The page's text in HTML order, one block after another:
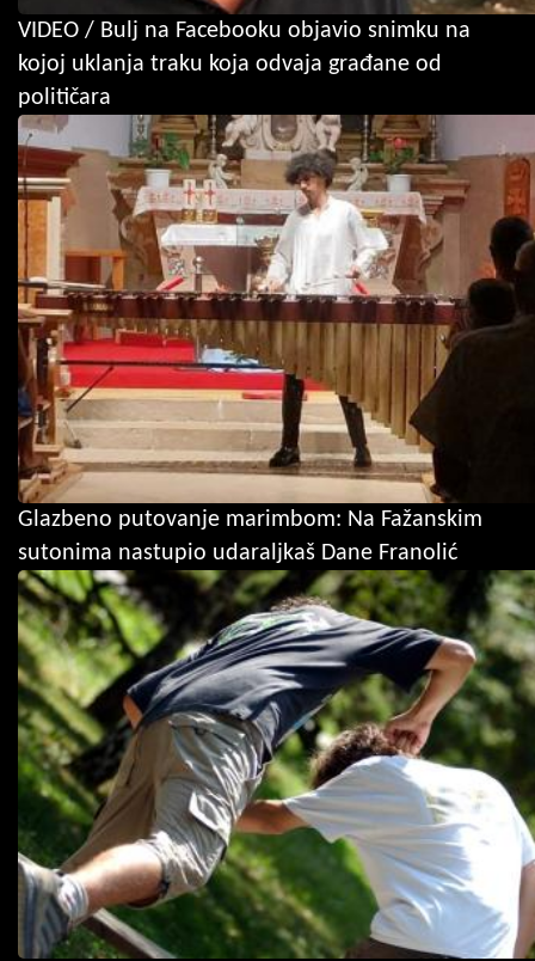
VIDEO / Bulj na Facebooku objavio snimku na
kojoj uklanja traku koja odvaja građane od
političara
Glazbeno putovanje marimbom: Na Fažanskim
sutonima nastupio udaraljkaš Dane Franolić